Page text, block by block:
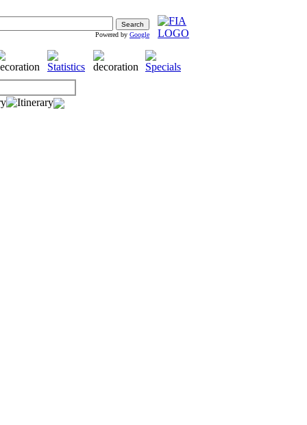
Powered by Google